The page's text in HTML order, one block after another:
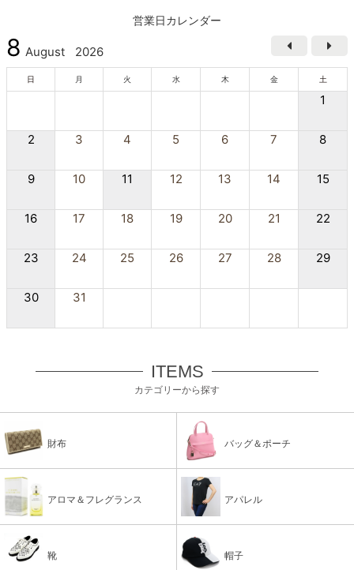
営業日カレンダー
8 August 2026
日 月 火 水 木 金 土
1
2 3 4 5 6 7 8
9 10 11 12 13 14 15
16 17 18 19 20 21 22
23 24 25 26 27 28 29
30 31
ITEMS
カテゴリーから探す
財布 バッグ＆ポーチ
アロマ＆フレグランス アパレル
靴 帽子